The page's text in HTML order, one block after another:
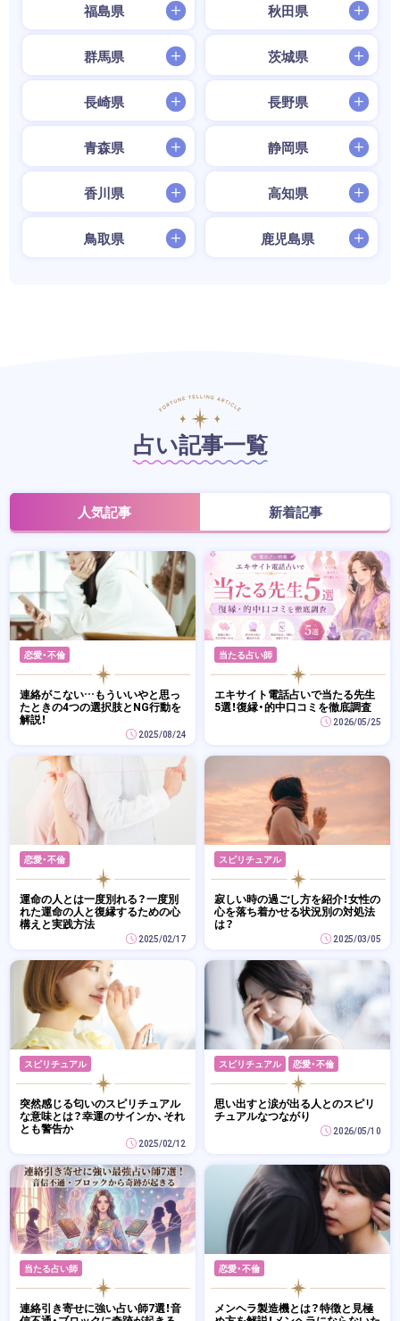
福島県 秋田県
群馬県 茨城県
長崎県 長野県
青森県 静岡県
香川県 高知県
鳥取県 鹿児島県
占い記事一覧
人気記事 新着記事
恋愛・不倫
連絡がこない…もういいやと思っ
たときの4つの選択肢とNG行動を
解説！
2025/08/24
当たる占い師
エキサイト電話占いで当たる先生
5選！復縁・的中口コミを徹底調査
2026/05/25
恋愛・不倫
運命の人とは一度別れる？一度別
れた運命の人と復縁するための心
構えと実践方法
2025/02/17
スピリチュアル
寂しい時の過ごし方を紹介！女性の
心を落ち着かせる状況別の対処法
は？
2025/03/05
スピリチュアル
突然感じる匂いのスピリチュアル
な意味とは？幸運のサインか、それ
とも警告か
2025/02/12
スピリチュアル 恋愛・不倫
思い出すと涙が出る人とのスピリ
チュアルなつながり
2026/05/10
当たる占い師
連絡引き寄せに強い占い師7選！音
恋愛・不倫
メンヘラ製造機とは？特徴と見極